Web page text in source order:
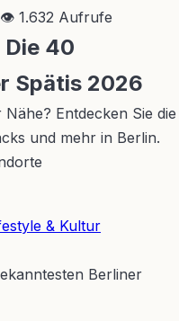
👁 1.632 Aufrufe
Die 40
Spätis 2026
Entdecken Sie die
und mehr in Berlin.
& Kultur